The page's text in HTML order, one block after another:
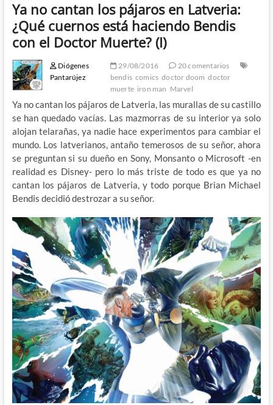
Ya no cantan los pájaros en Latveria:
¿Qué cuernos está haciendo Bendis
con el Doctor Muerte? (I)
Diógenes
Pantarújez
29/08/2016
20 comentarios
bendis comics doctor doom doctor
muerte iron man Marvel
Ya no cantan los pájaros de Latveria, las murallas de su castillo
se han quedado vacías. Las mazmorras de su interior ya solo
alojan telarañas, ya nadie hace experimentos para cambiar el
mundo. Los latverianos, antaño temerosos de su señor, ahora
se preguntan si su dueño en Sony, Monsanto o Microsoft -en
realidad es Disney- pero lo más triste de todo es que ya no
cantan los pájaros de Latveria, y todo porque Brian Michael
Bendis decidió destrozar a su señor.